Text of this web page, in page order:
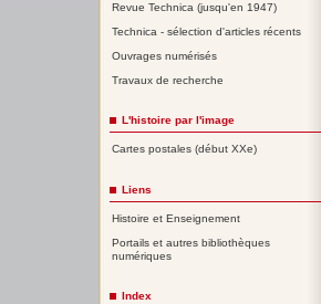
Revue Technica (jusqu'en 1947)
Technica - sélection d'articles récents
Ouvrages numérisés
Travaux de recherche
L'histoire par l'image
Cartes postales (début XXe)
Liens
Histoire et Enseignement
Portails et autres bibliothèques
numériques
Index